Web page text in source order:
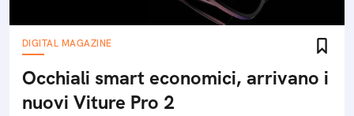
DIGITAL MAGAZINE
Occhiali smart economici, arrivano i
nuovi Viture Pro 2